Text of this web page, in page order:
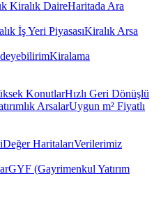
Kiralık DaireHaritada Ara
İş Yeri PiyasasıKiralık Arsa
Kiralama
KonutlarHızlı Geri Dönüşlü
ArsalarUygun m² Fiyatlı
Değer HaritalarıVerilerimiz
GYF (Gayrimenkul Yatırım